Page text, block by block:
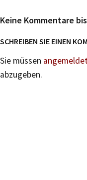
Keine Kommentare
SCHREIBEN SIE EINEN
Sie müssen
abzugeben.